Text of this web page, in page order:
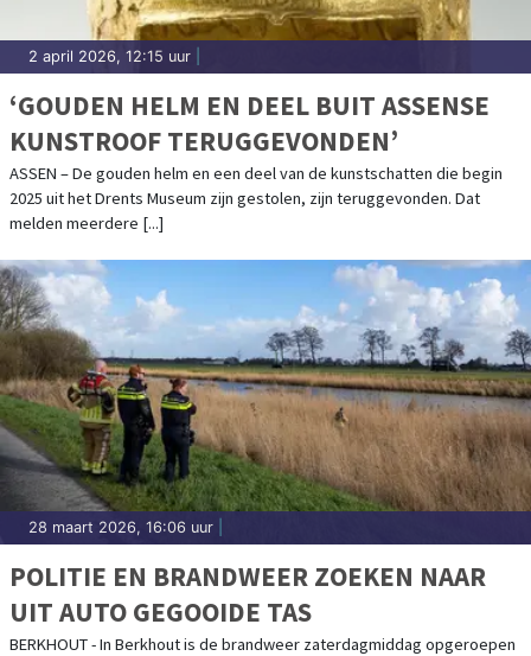
2 april 2026, 12:15 uur
‘GOUDEN HELM EN DEEL BUIT ASSENSE
KUNSTROOF TERUGGEVONDEN’
ASSEN – De gouden helm en een deel van de kunstschatten die begin
2025 uit het Drents Museum zijn gestolen, zijn teruggevonden. Dat
melden meerdere [...]
28 maart 2026, 16:06 uur
POLITIE EN BRANDWEER ZOEKEN NAAR
UIT AUTO GEGOOIDE TAS
BERKHOUT - In Berkhout is de brandweer zaterdagmiddag opgeroepen